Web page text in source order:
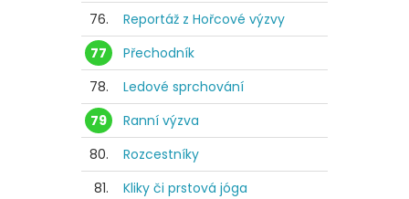
76.
Reportáž z Hořcové výzvy
77
Přechodník
78.
Ledové sprchování
79
Ranní výzva
80.
Rozcestníky
81.
Kliky či prstová jóga